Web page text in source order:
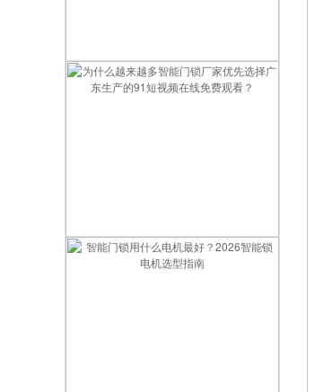
优质的91短视频在线免费观看厂家有哪些？
为什么越来越多智能门锁厂家优先选择广东生产的91短视频在线免费观看？